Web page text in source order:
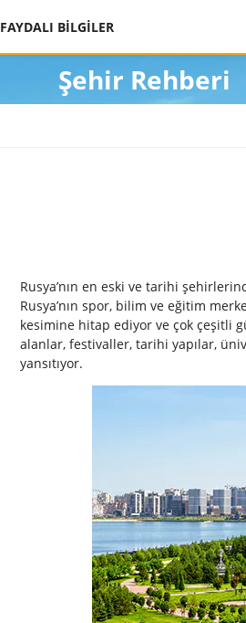
FAYDALI BİLGİLER
Şehir Rehberi
Rusya’nın en eski ve tarihi
Rusya’nın spor, bilim ve eğitim
kesimine hitap ediyor ve çok çeşitli
alanlar, festivaller, tarihi yapılar,
yansıtıyor.